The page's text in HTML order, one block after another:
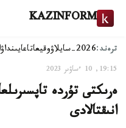
KAZINFORM
ترەند:2026-سايلاۋ وقيعاتاعايىنداۋ
19:15, 10 ءساۋىر 2023
ەرىكتى تۇردە
انىقتالادى